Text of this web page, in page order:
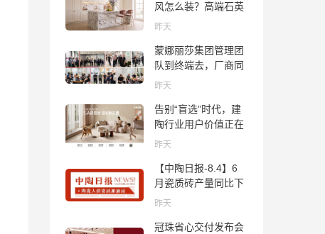
风怎么装？高端石英
石品牌法萨石，打造
昨天
蒙娜丽莎集团管理团
队到终端去，厂商同
心找到市场的答案
昨天
告别“盲选”时代，建
陶行业用户价值正在
被改写！
昨天
【中陶日报-8.4】6
月瓷质砖产量同比下
降超10％；2家中国
ARCHIDEX 2026石
昨天
冠珠省心交付发布会